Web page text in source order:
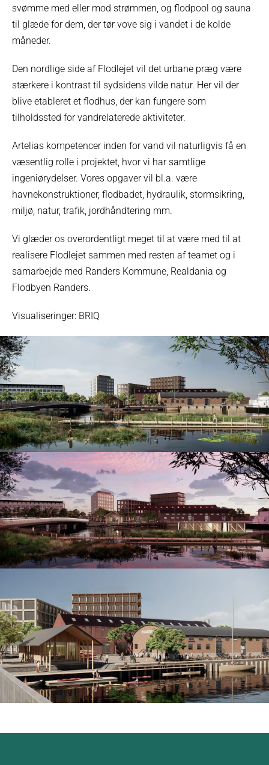
svømme med eller mod strømmen, og flodpool og sauna
til glæde for dem, der tør vove sig i vandet i de kolde
måneder.
Den nordlige side af Flodlejet vil det urbane præg være
stærkere i kontrast til sydsidens vilde natur. Her vil der
blive etableret et flodhus, der kan fungere som
tilholdssted for vandrelaterede aktiviteter.
Artelias kompetencer inden for vand vil naturligvis få en
væsentlig rolle i projektet, hvor vi har samtlige
ingeniørydelser. Vores opgaver vil bl.a. være
havnekonstruktioner, flodbadet, hydraulik, stormsikring,
miljø, natur, trafik, jordhåndtering mm.
Vi glæder os overordentligt meget til at være med til at
realisere Flodlejet sammen med resten af teamet og i
samarbejde med Randers Kommune, Realdania og
Flodbyen Randers.
Visualiseringer: BRIQ